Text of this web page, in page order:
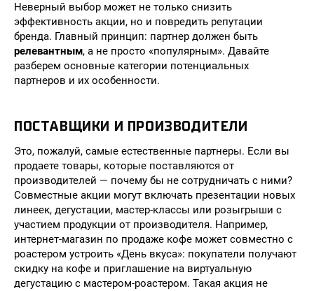
Неверный выбор может не только снизить
эффективность акции, но и повредить репутации
бренда. Главный принцип: партнер должен быть
релевантным, а не просто «популярным». Давайте
разберем основные категории потенциальных
партнеров и их особенности.
ПОСТАВЩИКИ И ПРОИЗВОДИТЕЛИ
Это, пожалуй, самые естественные партнеры. Если вы
продаете товары, которые поставляются от
производителей — почему бы не сотрудничать с ними?
Совместные акции могут включать презентации новых
линеек, дегустации, мастер-классы или розыгрыши с
участием продукции от производителя. Например,
интернет-магазин по продаже кофе может совместно с
роастером устроить «День вкуса»: покупатели получают
скидку на кофе и приглашение на виртуальную
дегустацию с мастером-роастером. Такая акция не